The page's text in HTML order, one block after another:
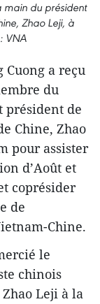
main du président
Zhao Leji, à
VNA
Cuong a reçu
du
président de
Chine, Zhao
pour assister
d’Août et
coprésider
de
Chine.
le
chinois
Zhao Leji à la